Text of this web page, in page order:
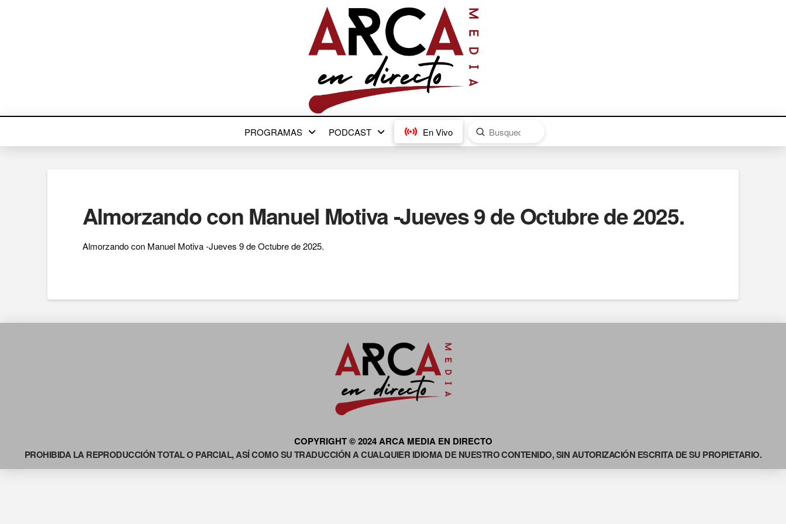
PROGRAMAS PODCAST En Vivo
Search
Submit
Almorzando con Manuel Motiva -Jueves 9 de Octubre de 2025.
Almorzando con Manuel Motiva -Jueves 9 de Octubre de 2025.
COPYRIGHT © 2024 ARCA MEDIA EN DIRECTO
PROHIBIDA LA REPRODUCCIÓN TOTAL O PARCIAL, ASÍ COMO SU TRADUCCIÓN A CUALQUIER IDIOMA DE NUESTRO CONTENIDO, SIN AUTORIZACIÓN ESCRITA DE SU PROPIETARIO.